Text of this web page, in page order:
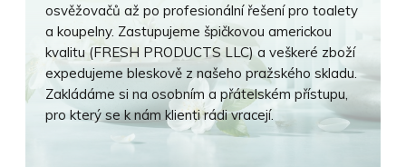
osvěžovačů až po profesionální řešení pro toalety
a koupelny. Zastupujeme špičkovou americkou
kvalitu (FRESH PRODUCTS LLC) a veškeré zboží
expedujeme bleskově z našeho pražského skladu.
Zakládáme si na osobním a přátelském přístupu,
pro který se k nám klienti rádi vracejí.